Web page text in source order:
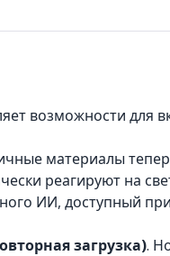
возможности для
материалы
реагируют на
ИИ, доступный
загрузка).